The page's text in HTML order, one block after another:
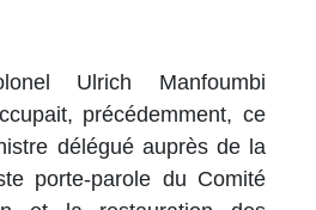
Ulrich Manfoumbi
précédemment, ce
délégué auprès de la
porte-parole du Comité